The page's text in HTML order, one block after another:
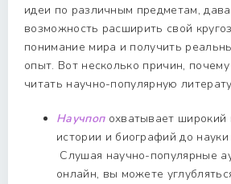
идеи по различным предметам,
возможность расширить свой
понимание мира и получить
опыт. Вот несколько причин,
читать научно-популярную
Научпоп охватывает широкий
истории и биографий до
Слушая научно-популярные
онлайн, вы можете